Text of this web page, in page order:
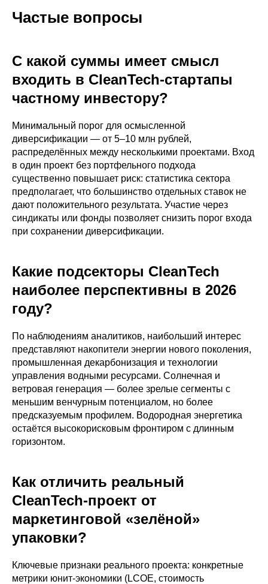
Частые вопросы
С какой суммы имеет смысл
входить в CleanTech-стартапы
частному инвестору?
Минимальный порог для осмысленной
диверсификации — от 5–10 млн рублей,
распределённых между несколькими проектами. Вход
в один проект без портфельного подхода
существенно повышает риск: статистика сектора
предполагает, что большинство отдельных ставок не
дают положительного результата. Участие через
синдикаты или фонды позволяет снизить порог входа
при сохранении диверсификации.
Какие подсекторы CleanTech
наиболее перспективны в 2026
году?
По наблюдениям аналитиков, наибольший интерес
представляют накопители энергии нового поколения,
промышленная декарбонизация и технологии
управления водными ресурсами. Солнечная и
ветровая генерация — более зрелые сегменты с
меньшим венчурным потенциалом, но более
предсказуемым профилем. Водородная энергетика
остаётся высокорисковым фронтиром с длинным
горизонтом.
Как отличить реальный
CleanTech-проект от
маркетинговой «зелёной»
упаковки?
Ключевые признаки реального проекта: конкретные
метрики юнит-экономики (LCOE, стоимость